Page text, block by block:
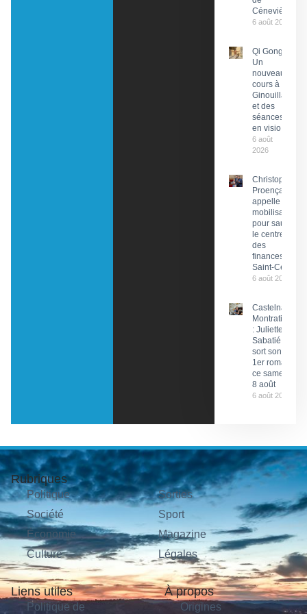
Cénevières
6 août 2026
Qi Gong :
Un
nouveau
cours à
Ginouillac
et des
séances
en visio
6 août
2026
Christophe
Proença
appelle à la
mobilisation
pour sauver
le centre
des
finances de
Saint-Céré
6 août 2026
Castelnau-
Montratier
: Juliette
Sabatié
sort son
1er roman
ce samedi
8 août
6 août 2026
Rubriques
Politique
Société
Économie
Culture
Sorties
Sport
Magazine
Légales
Liens utiles
Politique de
À propos
Origines